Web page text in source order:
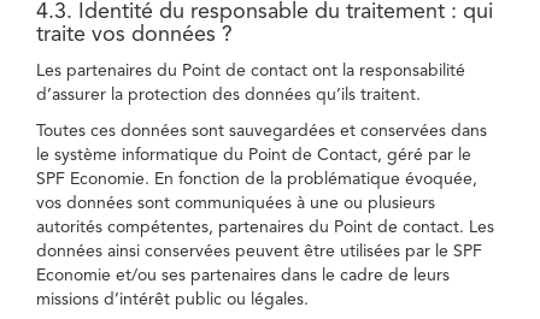
4.3. Identité du responsable du traitement : qui
traite vos données ?
Les partenaires du Point de contact ont la responsabilité
d’assurer la protection des données qu’ils traitent.
Toutes ces données sont sauvegardées et conservées dans
le système informatique du Point de Contact, géré par le
SPF Economie. En fonction de la problématique évoquée,
vos données sont communiquées à une ou plusieurs
autorités compétentes, partenaires du Point de contact. Les
données ainsi conservées peuvent être utilisées par le SPF
Economie et/ou ses partenaires dans le cadre de leurs
missions d’intérêt public ou légales.